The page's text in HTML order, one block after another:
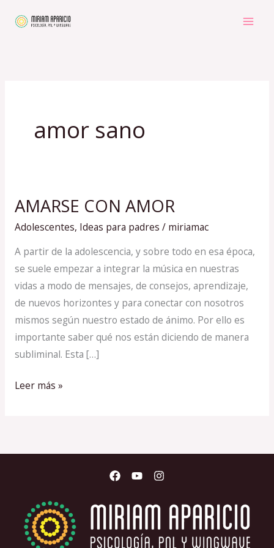
amor sano
AMARSE CON AMOR
Adolescentes, Ideas para padres / miriamac
A partir de la adolescencia, y sobre todo en esa época,
se suele empezar a integrar la música en nuestras
vidas a modo de mensajes, de consejos, aprendizaje,
de nuevos horizontes y para conectar con nosotros
mismos según nuestro estado de ánimo. Por ello es
importante saber qué nos están diciendo de manera
subliminal. Esta […]
AMARSE
CON
Leer más »